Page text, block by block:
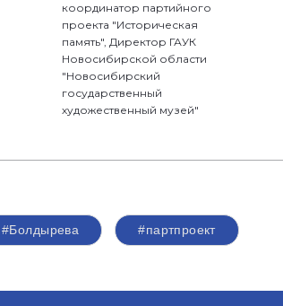
координатор партийного
проекта "Историческая
память", Директор ГАУК
Новосибирской области
"Новосибирский
государственный
художественный музей"
#Болдырева #партпроект